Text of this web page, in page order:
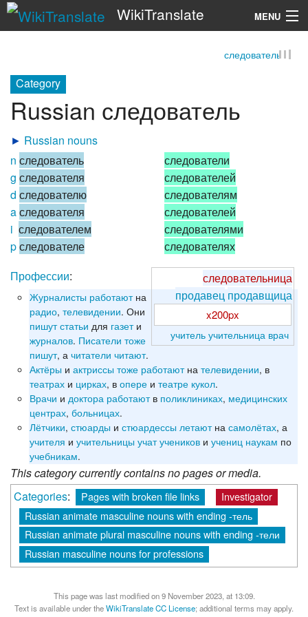
WikiTranslate MENU
следователь
Category
Russian следователь
► Russian nouns
n следователь
g следователя
d следователю
aследователя
i следователем
pследователе
следователи
следователей
следователям
следователей
следователями
следователях
следовательница
продавец продавщица
x200px
учительучительница врач
Профессии:
Журналисты работаютна
радио,телевидении. Они
пишут статьи для газети
журналов. Писатели тоже
пишут, ачитатели читают.
Актёры иактриссы тоже работаютнателевидении, в
театрах и цирках, вопере итеатре кукол.
Врачи идоктора работаютв поликлиниках, медицинских
центрах,больницах.
Лётчики,стюарды истюардессы летаютнасамолётах, а
учителя иучительницы учат учеников иучениц наукам по
учебникам.
This category currently contains no pages or media.
Categories: Pages with broken file links
Investigator
Russian animate masculine nouns with ending -тель
Russian animate plural masculine nouns with ending -тели
Russian masculine nouns for professions
This page was last modified on 9 November 2023, at 13:09.
Text is available under theWikiTranslate CC License; additional terms may apply.